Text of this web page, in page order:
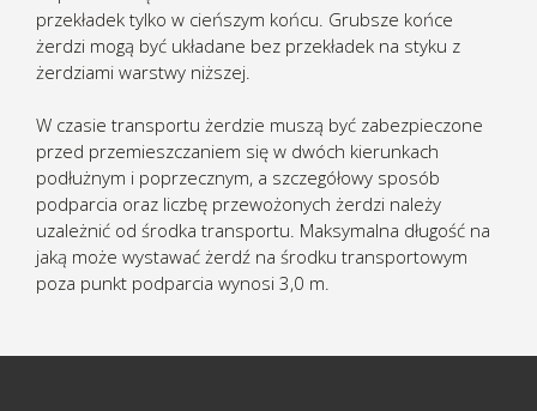
przekładek tylko w cieńszym końcu. Grubsze końce
żerdzi mogą być układane bez przekładek na styku z
żerdziami warstwy niższej.
W czasie transportu żerdzie muszą być zabezpieczone
przed przemieszczaniem się w dwóch kierunkach
podłużnym i poprzecznym, a szczegółowy sposób
podparcia oraz liczbę przewożonych żerdzi należy
uzależnić od środka transportu. Maksymalna długość na
jaką może wystawać żerdź na środku transportowym
poza punkt podparcia wynosi 3,0 m.